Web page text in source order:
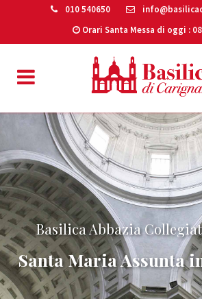
010 540650
Orari Santa Messa di oggi :
Basilica Abbazia
Santa Maria Assunta